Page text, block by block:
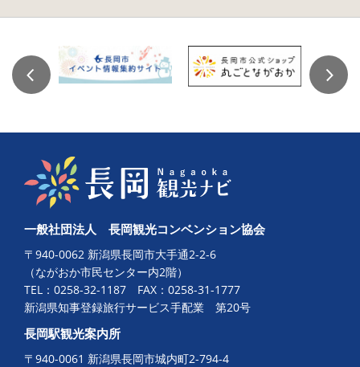
一般社団法人 長岡観光コンベンション協会
〒940-0062 新潟県長岡市大手通2-2-6
（ながおか市民センター内2階）
TEL： 0258-32-1187 FAX：0258-31-1777
新潟県知事登録旅行サービス手配業 第20号
長岡駅観光案内所
〒940-0061 新潟県長岡市城内町2-794-4